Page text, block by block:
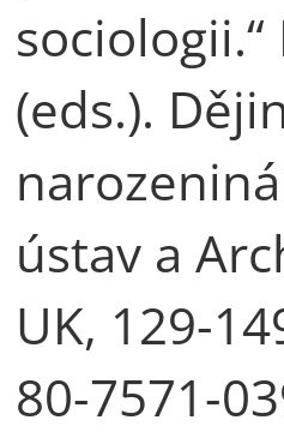
(eds.).
ústav a
UK, 129-
80-7571-